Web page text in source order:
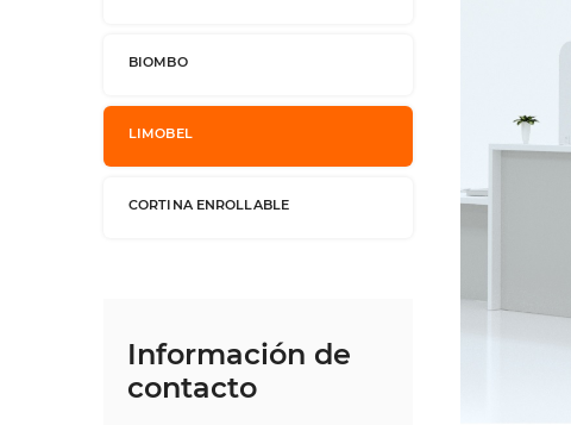
BIOMBO
LIMOBEL
CORTINA ENROLLABLE
Información de
contacto